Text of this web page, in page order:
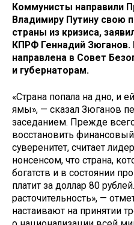
Коммунисты направили
Владимиру Путину свою
страны из кризиса,
КПРФ Геннадий
направлена в Совет
и губернаторам.
«Страна попала на дно, и
ямы», — сказал Зюганов
заседанием. Прежде
восстановить
суверенитет, считает
нонсенсом, что страна,
богатств и в состоянии
платит за доллар 80
расточительность», —
настаивают на принятии